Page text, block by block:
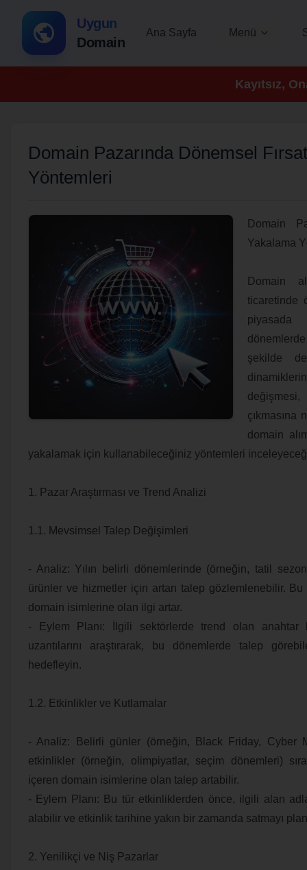
Uygun
Domain
Ana Sayfa Menü
Kayıtsız,
Domain Pazarında Dönemsel
Yöntemleri
Domain
Yakalama
Domain
ticaretinde
piyasada
şekilde
çıkmasına
domain
yakalamak için kullanabileceğiniz yöntemleri
1. Pazar Araştırması ve Trend Analizi
1.1. Mevsimsel Talep Değişimleri
- Analiz: Yılın belirli dönemlerinde (örneğin, tatil
ürünler ve hizmetler için artan talep gözlemlenebilir.
domain isimlerine olan ilgi artar.
- Eylem Planı: İlgili sektörlerde trend olan anahtar
uzantılarını araştırarak, bu dönemlerde talep
hedefleyin.
1.2. Etkinlikler ve Kutlamalar
- Analiz: Belirli günler (örneğin, Black Friday, Cyber
etkinlikler (örneğin, olimpiyatlar, seçim dönemleri)
içeren domain isimlerine olan talep artabilir.
- Eylem Planı: Bu tür etkinliklerden önce, ilgili alan
alabilir ve etkinlik tarihine yakın bir zamanda satmayı
2. Yenilikçi ve Niş Pazarlar